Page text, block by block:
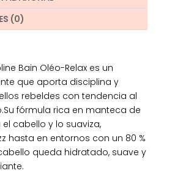
(0)
Bain Oléo-Relax es un
que aporta disciplina y
rebeldes con tendencia al
fórmula rica en manteca de
el cabello y lo suaviza,
hasta en entornos con un 80 %
queda hidratado, suave y